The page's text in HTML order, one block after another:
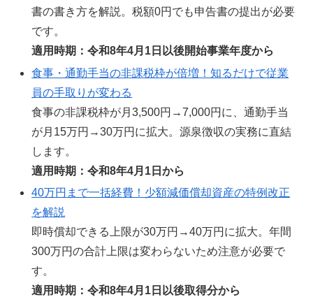
書の書き方を解説。税額0円でも申告書の提出が必要
です。
適用時期：令和8年4月1日以後開始事業年度から
食事・通勤手当の非課税枠が倍増！知るだけで従業
員の手取りが変わる
食事の非課税枠が月3,500円→7,000円に、通勤手当
が月15万円→30万円に拡大。源泉徴収の実務に直結
します。
適用時期：令和8年4月1日から
40万円まで一括経費！少額減価償却資産の特例改正
を解説
即時償却できる上限が30万円→40万円に拡大。年間
300万円の合計上限は変わらないため注意が必要で
す。
適用時期：令和8年4月1日以後取得分から